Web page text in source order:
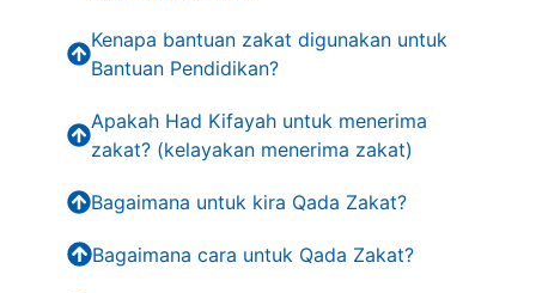
Kenapa bantuan zakat digunakan untuk
Bantuan Pendidikan?
Apakah Had Kifayah untuk menerima
zakat? (kelayakan menerima zakat)
Bagaimana untuk kira Qada Zakat?
Bagaimana cara untuk Qada Zakat?